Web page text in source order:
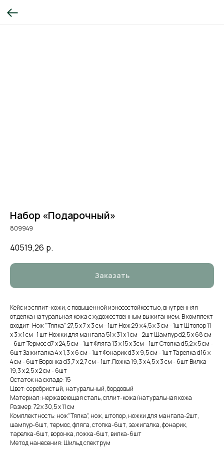
Набор «Подарочный»
809949
40519,26 р.
Заказать
Кейс из сплит-кожи, с повышенной износостойкостью, внутренняя
отделка натуральная кожа с художественным выжиганием. В комплект
входит: Нож "Тяпка" 27,5 х 7 х 3 см - 1шт Нож 29 х 4,5 х 3 см - 1шт Штопор 11
х 3 х 1 см -1 шт Ножки для мангала 51 х 31 х 1 см - 2шт Шампур d2,5 х 68 см
- 6шт Термос d7 х 24,5 см - 1шт Фляга 13 х 15 х 3см - 1шт Стопка d5,2 х 5 см -
6шт Зажигалка 4 х 1,3 х 6 см - 1шт Фонарик d3 х 9,5 см - 1шт Тарелка d16 х
4 см - 6шт Воронка d3,7 х 2,7 см - 1шт Ложка 19,3 х 4,5 х 3 см - 6шт Вилка
19,3 х 2,5 х 2 см - 6шт
Остаток на складе: 15
Цвет: серебристый, натуральный, бордовый
Материал: нержавеющая сталь, сплит-кожа/натуральная кожа
Размер: 72 х 30,5 х 11 см
Комплектность: нож"Тяпка", нож, штопор, ножки для мангала-2шт,
шампур-6шт, термос, фляга, стопка-6шт, зажигалка, фонарик,
тарелка-6шт, воронка, ложка-6шт, вилка-6шт
Метод нанесения: Шильд спектрум